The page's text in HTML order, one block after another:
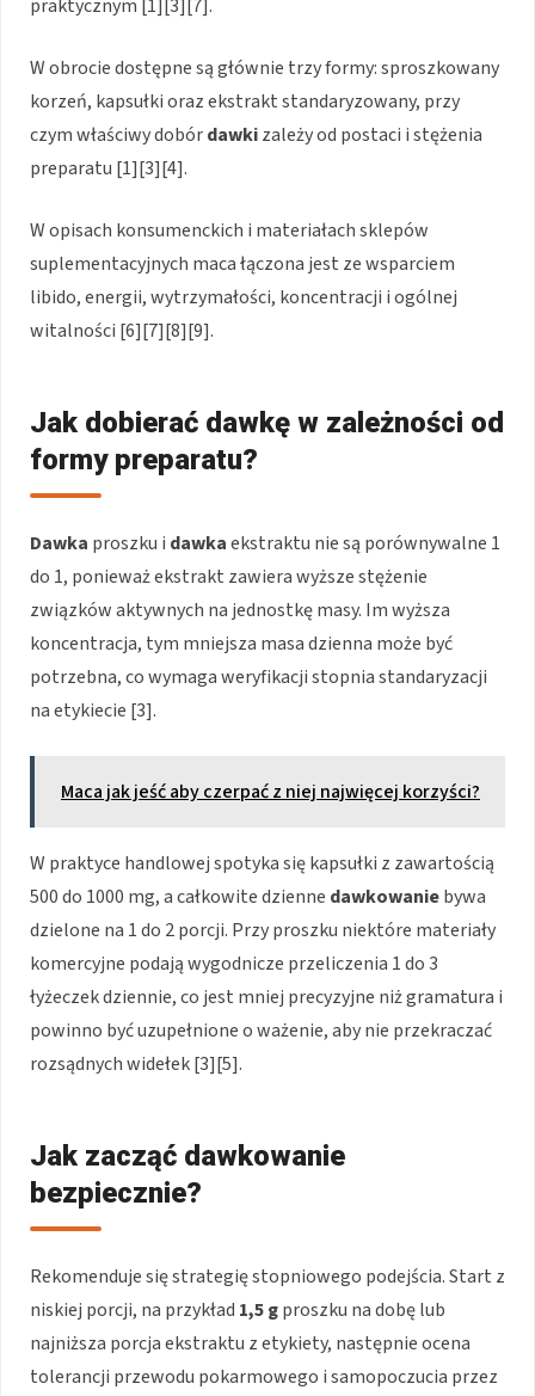
praktycznym [1][3][7].
W obrocie dostępne są głównie trzy formy: sproszkowany
korzeń, kapsułki oraz ekstrakt standaryzowany, przy
czym właściwy dobórdawkizależy od postaci i stężenia
preparatu [1][3][4].
W opisach konsumenckich i materiałach sklepów
suplementacyjnych maca łączona jest ze wsparciem
libido, energii, wytrzymałości, koncentracji i ogólnej
witalności [6][7][8][9].
Jak dobierać dawkę w zależności od
formy preparatu?
Dawka proszku i dawkaekstraktu nie są porównywalne 1
do 1, ponieważ ekstrakt zawiera wyższe stężenie
związków aktywnych na jednostkę masy. Im wyższa
koncentracja, tym mniejsza masa dzienna może być
potrzebna, co wymaga weryfikacji stopnia standaryzacji
na etykiecie [3].
Maca jak jeść aby czerpać z niej najwięcej korzyści?
W praktyce handlowej spotyka się kapsułki z zawartością
500 do 1000 mg, a całkowite dzienne dawkowaniebywa
dzielone na 1 do 2 porcji. Przy proszku niektóre materiały
komercyjne podają wygodnicze przeliczenia 1 do 3
łyżeczek dziennie, co jest mniej precyzyjne niż gramatura i
powinno być uzupełnione o ważenie, aby nie przekraczać
rozsądnych widełek [3][5].
Jak zacząć dawkowanie
bezpiecznie?
Rekomenduje się strategię stopniowego podejścia. Start z
niskiej porcji, na przykład 1,5 gproszku na dobę lub
najniższa porcja ekstraktu z etykiety, następnie ocena
tolerancji przewodu pokarmowego i samopoczucia przez